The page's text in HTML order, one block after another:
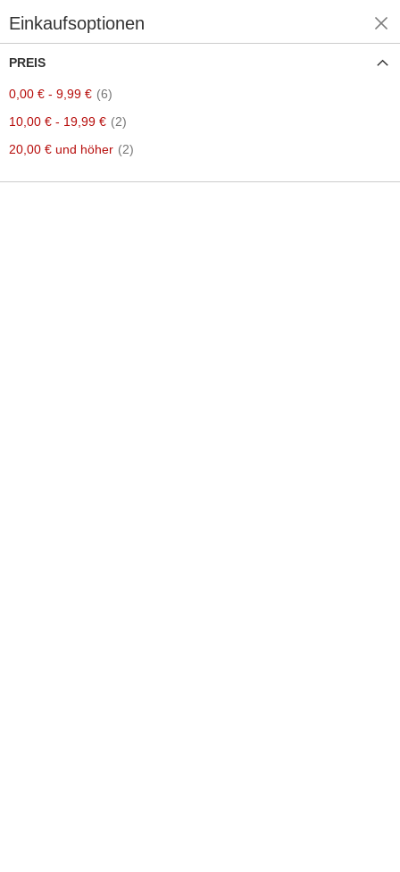
Einkaufsoptionen
PREIS
0,00 € - 9,99 € 6Artikel
10,00 € - 19,99 € 2Artikel
20,00 € und höher 2Artikel